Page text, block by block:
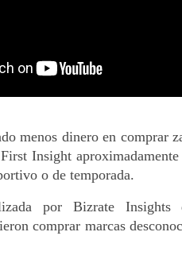
menos dinero en comprar
Insight
o de temporada.
por Bizrate
comprar marcas